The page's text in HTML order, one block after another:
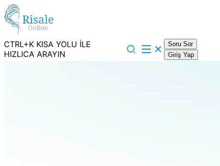
CTRL+K KISA YOLU İLE
HIZLICA ARAYIN
Soru Sor
Giriş Yap